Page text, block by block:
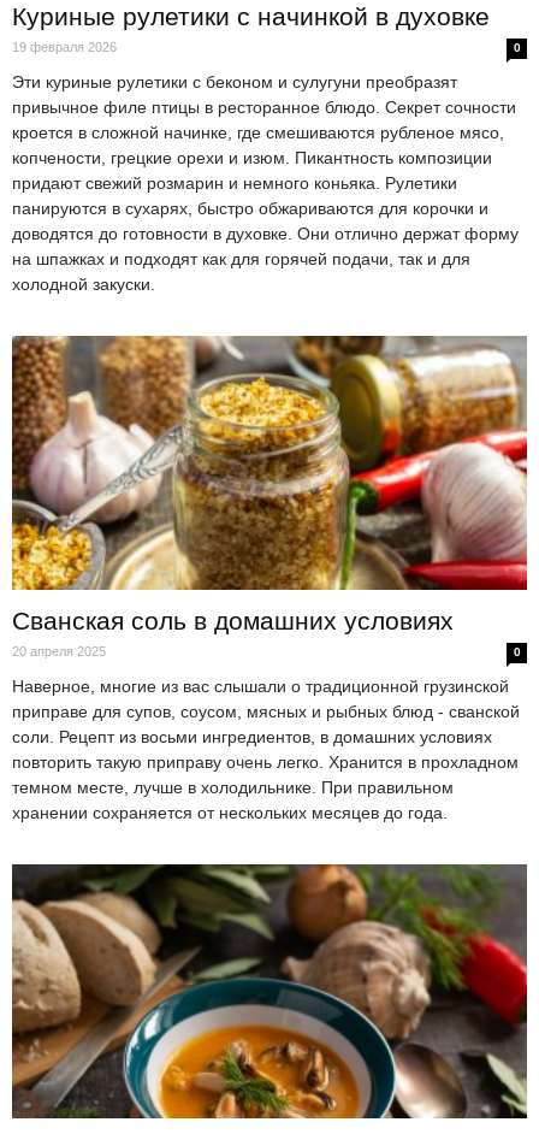
Куриные рулетики с начинкой в духовке
19 февраля 2026 0
Эти куриные рулетики с беконом и сулугуни преобразят
привычное филе птицы в ресторанное блюдо. Секрет сочности
кроется в сложной начинке, где смешиваются рубленое мясо,
копчености, грецкие орехи и изюм. Пикантность композиции
придают свежий розмарин и немного коньяка. Рулетики
панируются в сухарях, быстро обжариваются для корочки и
доводятся до готовности в духовке. Они отлично держат форму
на шпажках и подходят как для горячей подачи, так и для
холодной закуски.
Сванская соль в домашних условиях
20 апреля 2025 0
Наверное, многие из вас слышали о традиционной грузинской
приправе для супов, соусом, мясных и рыбных блюд - сванской
соли. Рецепт из восьми ингредиентов, в домашних условиях
повторить такую приправу очень легко. Хранится в прохладном
темном месте, лучше в холодильнике. При правильном
хранении сохраняется от нескольких месяцев до года.